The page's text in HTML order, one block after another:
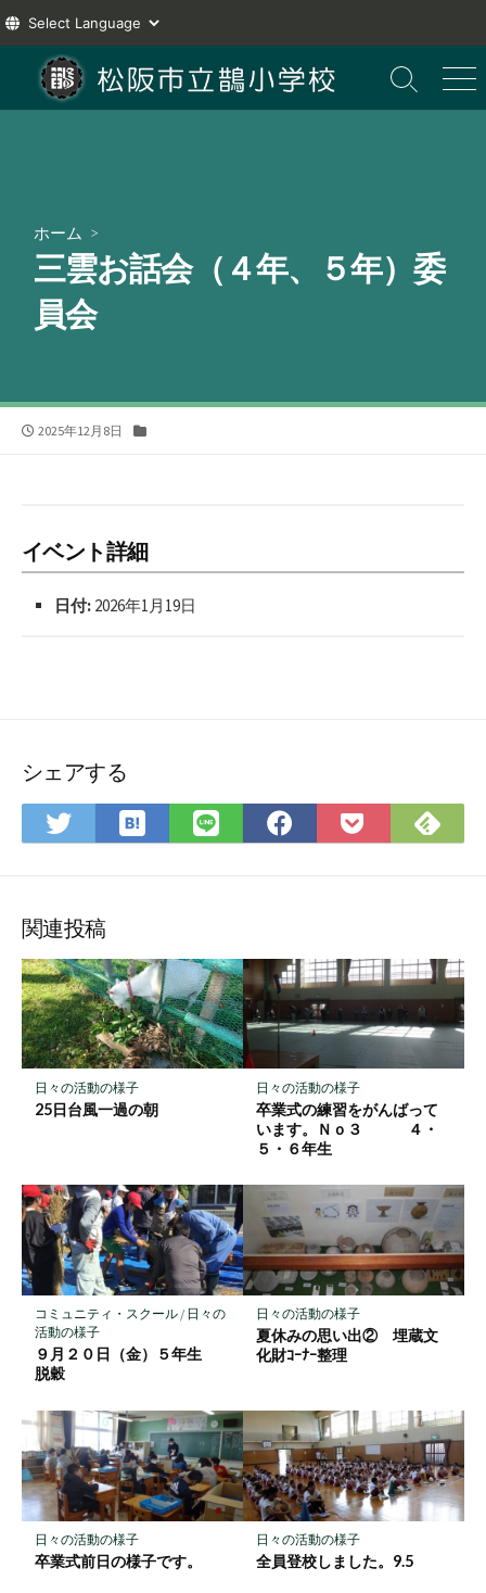
テ
検
索
メ
ニ
ホーム >
三雲お話会（４年、５年）委
員会
公
2025年12月8日
イベント詳細
日付: 2026年1月19日
シェアする
Twitter
で
ア
は
て
ク
マ
ー
ク
に
存
LINE
で
Facebook
で
Pocket
に
で
関連投稿
日々の活動の様子
25日台風一過の朝
日々の活動の様子
卒業式の練習をがんばって
います。Ｎｏ３ ４・
５・６年生
コミュニティ・スクール/ 日々の
活動の様子
９月２０日（金）５年生
脱穀
日々の活動の様子
夏休みの思い出② 埋蔵文
化財ｺｰﾅｰ整理
日々の活動の様子
卒業式前日の様子です。
日々の活動の様子
全員登校しました。9.5